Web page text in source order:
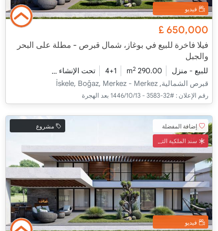
فيديو
650,000
£
فيلا فاخرة للبيع في بوغاز، شمال قبرص - مطلة على البحر
والجبل
للبيع - منزل 290.00 m
2
4+1 تحت الإنشاء
قبرص الشمالية, İskele, Boğaz, Merkez - Merkez
رقم الإعلان : #32-3583 - 13‏‏/10‏‏/1446 بعد الهجرة
إضافة المفضلة
سند الملكية التركي
مشروع
فيديو